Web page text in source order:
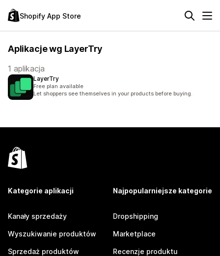
Shopify App Store
Aplikacje wg LayerTry
1 aplikacja
LayerTry
Free plan available
Let shoppers see themselves in your products before buying.
Kategorie aplikacji
Kanały sprzedaży
Wyszukiwanie produktów
Sprzedaż produktów
Najpopularniejsze kategorie
Dropshipping
Marketplace
Recenzje produktu